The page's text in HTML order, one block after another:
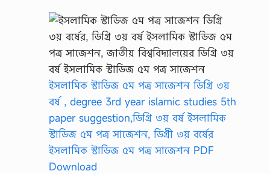
ইসলামিক স্টাডিজ ৫ম পত্র সাজেশন ডিগ্রি ৩য়
বর্ষ , degree 3rd year islamic studies 5th
paper suggestion,ডিগ্রি ৩য় বর্ষ ইসলামিক
স্টাডিজ ৫ম পত্র সাজেশন, ডিগ্রী ৩য় বর্ষের
ইসলামিক স্টাডিজ ৫ম পত্র সাজেশন PDF
Download